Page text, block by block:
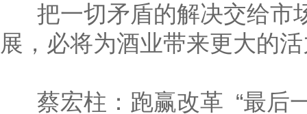
把一切矛盾的解决交给市
展，必将为酒业带来更大的
蔡宏柱：跑赢改革 “最后